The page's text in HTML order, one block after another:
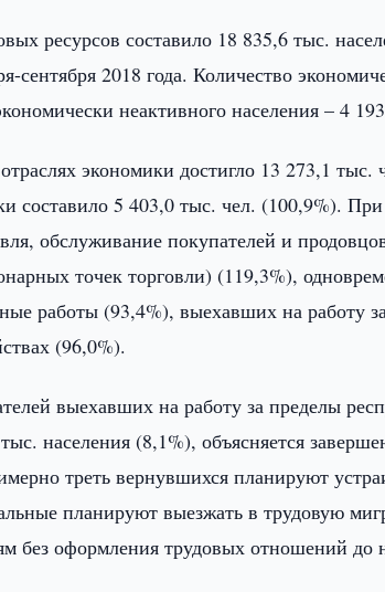
ресурсов составило 18 835,6 тыс.
сентября 2018 года. Количество
неактивного населения – 4
экономики достигло 13 273,1
составило 5 403,0 тыс. чел. (100,9%).
обслуживание покупателей и
точек торговли) (119,3%),
работы (93,4%), выехавших на работу
(96,0%).
выехавших на работу за пределы
населения (8,1%), объясняется
треть вернувшихся планируют
планируют выезжать в трудовую
без оформления трудовых отношений до